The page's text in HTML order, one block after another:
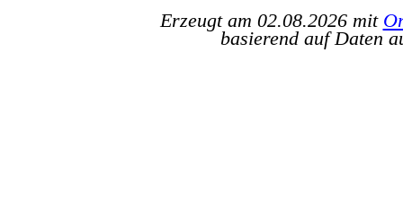
Erzeugt am 02.08.2026 mit
basierend auf Daten